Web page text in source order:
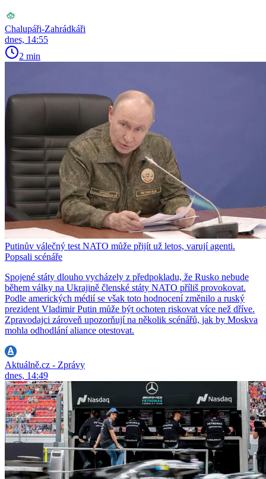
Chalupáři-Zahrádkáři
dnes, 14:55
2 min
Putinův válečný test NATO může přijít už letos, varují agenti.
Popsali scénáře
Spojené státy dlouho vycházely z předpokladu, že Rusko nebude
během války na Ukrajině členské státy NATO příliš provokovat.
Podle amerických médií se však toto hodnocení změnilo a ruský
prezident Vladimir Putin může být ochoten riskovat více než dříve.
Zpravodajci zároveň upozorňují na několik scénářů, jak by Moskva
mohla odhodlání aliance otestovat.
Aktuálně.cz - Zprávy
dnes, 14:49